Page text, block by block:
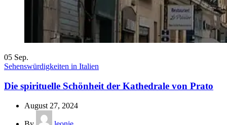
05 Sep.
Sehenswürdigkeiten in Italien
Die spirituelle Schönheit der Kathedrale von Prato
August 27, 2024